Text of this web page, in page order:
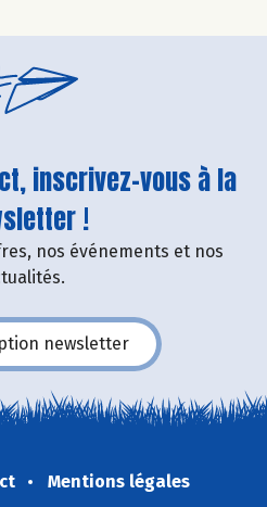
inscrivez-vous à la
!
nos événements et nos
newsletter
Mentions légales